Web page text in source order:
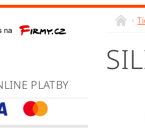
WOWME
JAK NAKUPOVAT
PLATBY